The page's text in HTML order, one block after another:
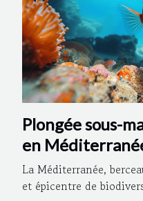
Plongée sous-
en
curieux
La Méditerranée,
et épicentre de